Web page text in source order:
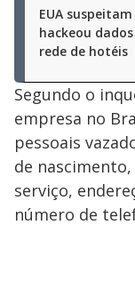
EUA
hackeou
rede de hotéis
Segundo o
empresa no
pessoais
de
serviço,
número de